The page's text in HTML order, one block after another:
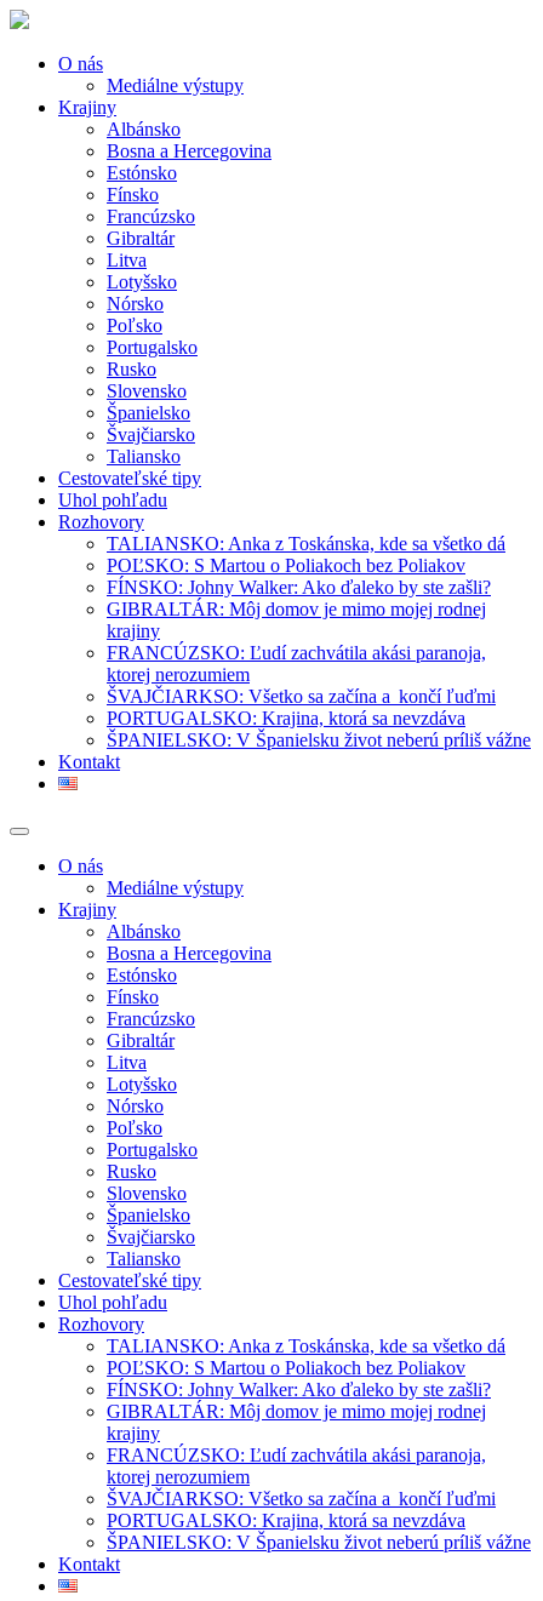
O nás
Mediálne výstupy
Krajiny
Albánsko
Bosna a Hercegovina
Estónsko
Fínsko
Francúzsko
Gibraltár
Litva
Lotyšsko
Nórsko
Poľsko
Portugalsko
Rusko
Slovensko
Španielsko
Švajčiarsko
Taliansko
Cestovateľské tipy
Uhol pohľadu
Rozhovory
TALIANSKO: Anka z Toskánska, kde sa všetko dá
POĽSKO: S Martou o Poliakoch bez Poliakov
FÍNSKO: Johny Walker: Ako ďaleko by ste zašli?
GIBRALTÁR: Môj domov je mimo mojej rodnej
krajiny
FRANCÚZSKO: Ľudí zachvátila akási paranoja,
ktorej nerozumiem
ŠVAJČIARKSO: Všetko sa začína a končí ľuďmi
PORTUGALSKO: Krajina, ktorá sa nevzdáva
ŠPANIELSKO: V Španielsku život neberú príliš vážne
Kontakt
O nás
Mediálne výstupy
Krajiny
Albánsko
Bosna a Hercegovina
Estónsko
Fínsko
Francúzsko
Gibraltár
Litva
Lotyšsko
Nórsko
Poľsko
Portugalsko
Rusko
Slovensko
Španielsko
Švajčiarsko
Taliansko
Cestovateľské tipy
Uhol pohľadu
Rozhovory
TALIANSKO: Anka z Toskánska, kde sa všetko dá
POĽSKO: S Martou o Poliakoch bez Poliakov
FÍNSKO: Johny Walker: Ako ďaleko by ste zašli?
GIBRALTÁR: Môj domov je mimo mojej rodnej
krajiny
FRANCÚZSKO: Ľudí zachvátila akási paranoja,
ktorej nerozumiem
ŠVAJČIARKSO: Všetko sa začína a končí ľuďmi
PORTUGALSKO: Krajina, ktorá sa nevzdáva
ŠPANIELSKO: V Španielsku život neberú príliš vážne
Kontakt